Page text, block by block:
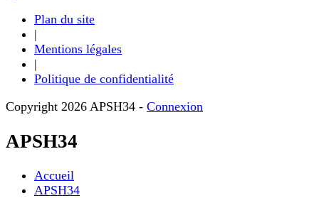
Plan du site
|
Mentions légales
|
Politique de confidentialité
Copyright 2026 APSH34 - Connexion
APSH34
Accueil
APSH34